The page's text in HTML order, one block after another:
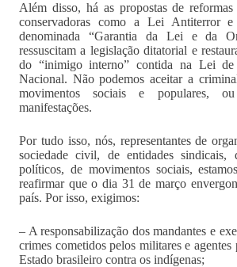
Além disso, há as propostas de reformas
conservadoras como a Lei Antiterror
denominada “Garantia da Lei e da
ressuscitam a legislação ditatorial e
do “inimigo interno” contida na Lei de
Nacional. Não podemos aceitar a
movimentos sociais e populares,
manifestações.
Por tudo isso, nós, representantes de
sociedade civil, de entidades sindicais,
políticos, de movimentos sociais,
reafirmar que o dia 31 de março
país. Por isso, exigimos:
– A responsabilização dos mandantes e
crimes cometidos pelos militares e agentes
Estado brasileiro contra os indígenas;